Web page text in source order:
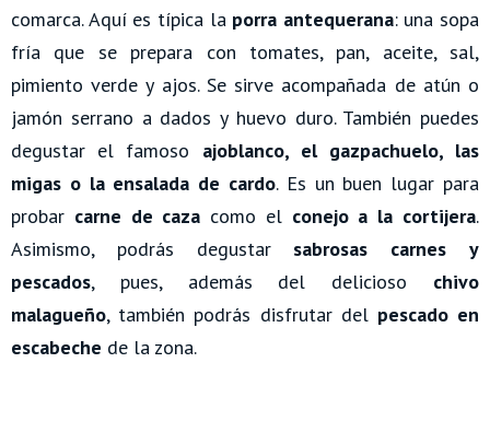
comarca. Aquí es típica la porra antequerana: una sopa
fría que se prepara con tomates, pan, aceite, sal,
pimiento verde y ajos. Se sirve acompañada de atún o
jamón serrano a dados y huevo duro. También puedes
degustar el famoso ajoblanco, el gazpachuelo, las
migas o la ensalada de cardo. Es un buen lugar para
probar carne de caza como el conejo a la cortijera.
Asimismo, podrás degustar sabrosas carnes y
pescados, pues, además del delicioso chivo
malagueño, también podrás disfrutar del pescado en
escabeche de la zona.